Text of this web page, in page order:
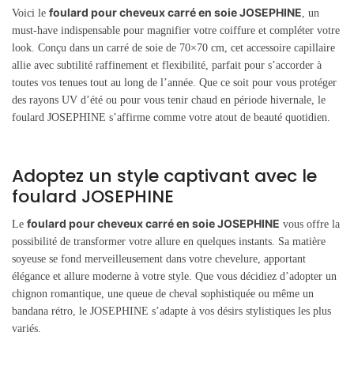
Voici le foulard pour cheveux carré en soie JOSEPHINE , un
must-have indispensable pour magnifier votre coiffure et compléter votre
look. Conçu dans un carré de soie de 70×70 cm, cet accessoire capillaire
allie avec subtilité raffinement et flexibilité, parfait pour s’accorder à
toutes vos tenues tout au long de l’année. Que ce soit pour vous protéger
des rayons UV d’été ou pour vous tenir chaud en période hivernale, le
foulard JOSEPHINE s’affirme comme votre atout de beauté quotidien.
Adoptez un style captivant avec le
foulard JOSEPHINE
Le foulard pour cheveux carré en soie JOSEPHINE vous offre la
possibilité de transformer votre allure en quelques instants. Sa matière
soyeuse se fond merveilleusement dans votre chevelure, apportant
élégance et allure moderne à votre style. Que vous décidiez d’adopter un
chignon romantique, une queue de cheval sophistiquée ou même un
bandana rétro, le JOSEPHINE s’adapte à vos désirs stylistiques les plus
variés.